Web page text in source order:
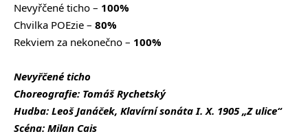
Nevyřčené ticho – 100%
Chvilka POEzie – 80%
Rekviem za nekonečno – 100%
Nevyřčené ticho
Choreografie: Tomáš Rychetský
Hudba: Leoš Janáček, Klavírní sonáta I. X. 1905 „Z ulice“
Scéna: Milan Cais